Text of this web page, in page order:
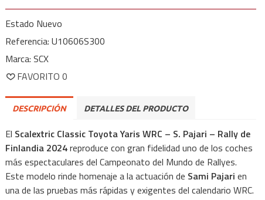
Estado Nuevo
Referencia: U10606S300
Marca: SCX
FAVORITO 0
DESCRIPCIÓN DETALLES DEL PRODUCTO
El Scalextric Classic Toyota Yaris WRC – S. Pajari – Rally de
Finlandia 2024reproduce con gran fidelidad uno de los coches
más espectaculares del Campeonato del Mundo de Rallyes.
Este modelo rinde homenaje a la actuación de Sami Pajari en
una de las pruebas más rápidas y exigentes del calendario WRC.